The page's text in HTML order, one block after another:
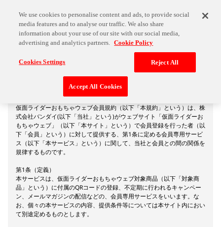
Terms of Service
仮面ライダーおもちゃウェブ会員規約
仮面ライダーおもちゃウェブ会員規約（以下「本規約」という）は、株
式会社バンダイ(以下「当社」という)がウェブサイト「仮面ライダーお
もちゃウェブ」（以下「本サイト」という）で会員登録を行った者（以
下「会員」という）に対して提供する、第1条に定める会員専用サービ
ス（以下「本サービス」という）に関して、当社と会員との間の関係を
規律するものです。
第1条（定義）
本サービスは、仮面ライダーおもちゃウェブ対象商品（以下「対象商
品」という）に付属のQRコードの登録、不定期に行われるキャンペー
ン、メールマガジンの配信などの、会員専用サービスをいいます。な
お、個々の本サービスの内容、提供条件等については本サイト内におい
て別途定めるものとします。
We use cookies to personalise content and ads, to provide social
media features and to analyse our traffic. We also share
information about your use of our site with our social media,
advertising and analytics partners. Cookie Policy
Cookies Settings Reject All
Accept All Cookies